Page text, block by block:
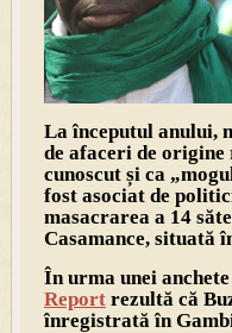
La începutul anului,
de afaceri de origine
cunoscut și ca
fost asociat de
masacrarea a 14
Casamance, situată
În urma unei anchete
Reportrezultă că
înregistrată în